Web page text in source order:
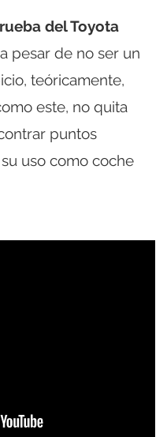
del Toyota
pesar de no ser un
teóricamente,
este, no quita
puntos
uso como coche